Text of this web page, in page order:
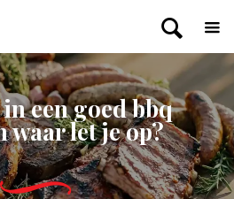
een goed bbq
waar let je op?